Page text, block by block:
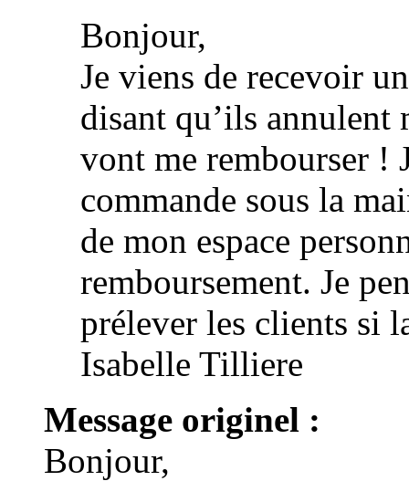
Bonjour,
Je viens de recevoir
disant qu’ils
vont me rembourser !
commande sous la
de mon espace
remboursement. Je
prélever les clients si
Isabelle Tilliere
Message originel :
Bonjour,